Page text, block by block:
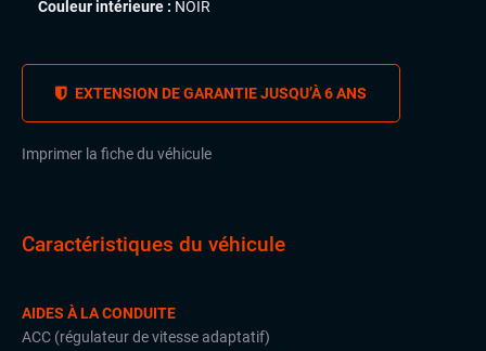
Couleur intérieure : NOIR
EXTENSION DE GARANTIE JUSQU’À 6 ANS
Imprimer la fiche du véhicule
Caractéristiques du véhicule
AIDES À LA CONDUITE
ACC (régulateur de vitesse adaptatif)